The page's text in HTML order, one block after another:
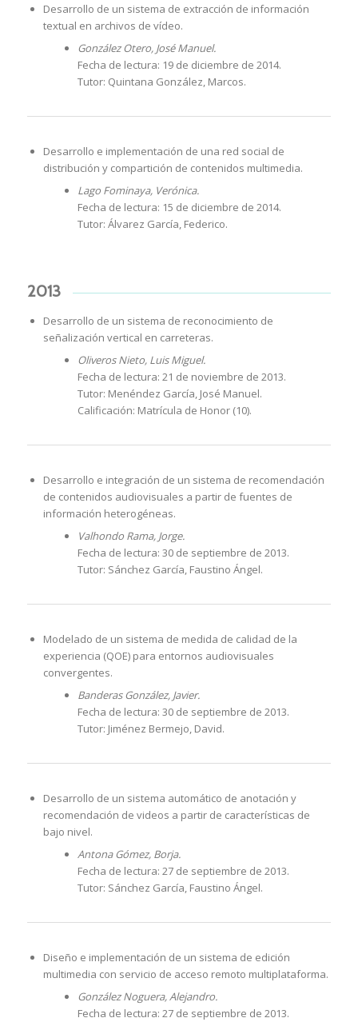
Desarrollo de un sistema de extracción de información
textual en archivos de vídeo.
González Otero, José Manuel.
Fecha de lectura: 19 de diciembre de 2014.
Tutor: Quintana González, Marcos.
Desarrollo e implementación de una red social de
distribución y compartición de contenidos multimedia.
Lago Fominaya, Verónica.
Fecha de lectura: 15 de diciembre de 2014.
Tutor: Álvarez García, Federico.
2013
Desarrollo de un sistema de reconocimiento de
señalización vertical en carreteras.
Oliveros Nieto, Luis Miguel.
Fecha de lectura: 21 de noviembre de 2013.
Tutor: Menéndez García, José Manuel.
Calificación: Matrícula de Honor (10).
Desarrollo e integración de un sistema de recomendación
de contenidos audiovisuales a partir de fuentes de
información heterogéneas.
Valhondo Rama, Jorge.
Fecha de lectura: 30 de septiembre de 2013.
Tutor: Sánchez García, Faustino Ángel.
Modelado de un sistema de medida de calidad de la
experiencia (QOE) para entornos audiovisuales
convergentes.
Banderas González, Javier.
Fecha de lectura: 30 de septiembre de 2013.
Tutor: Jiménez Bermejo, David.
Desarrollo de un sistema automático de anotación y
recomendación de videos a partir de características de
bajo nivel.
Antona Gómez, Borja.
Fecha de lectura: 27 de septiembre de 2013.
Tutor: Sánchez García, Faustino Ángel.
Diseño e implementación de un sistema de edición
multimedia con servicio de acceso remoto multiplataforma.
González Noguera, Alejandro.
Fecha de lectura: 27 de septiembre de 2013.